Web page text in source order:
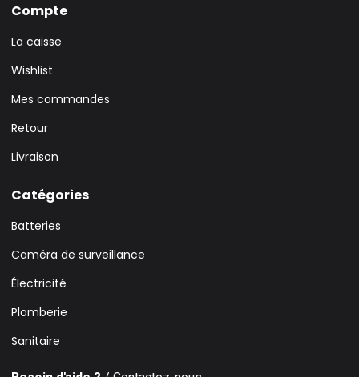
Compte
La caisse
Wishlist
Mes commandes
Retour
Livraison
Catégories
Batteries
Caméra de surveillance
Électricité
Plomberie
Sanitaire